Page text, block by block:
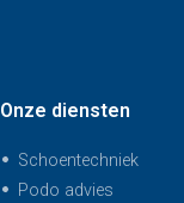
Onze diensten
Schoentechniek
Podo advies